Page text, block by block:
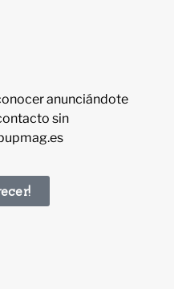
anunciándote
sin